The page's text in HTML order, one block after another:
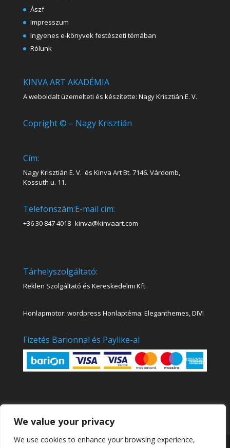
We value your privacy
We use cookies to enhance your browsing experience,
Ászf
Impresszum
Ingyenes e-könyvek festészeti témában
Rólunk
KINVA ART AKADÉMIA
A weboldalt üzemelteti és készítette: Nagy Krisztián E. V.
Copright © – Nagy Krisztián
Cím:
Nagy Krisztián E. V. és Kinva Art Bt. 7146. Várdomb,
Kossuth u. 11.
Telefonszám:
+36 30 847 4018
E-mail cím:
kinva@kinvaart.com
Tárhelyszolgáltató:
Reklen Szolgáltató és Kereskedelmi Kft.
Honlapmotor: wordpress Honlaptéma: Eleganthemes, DIVI
Fizetés Barionnal és Paylike-al